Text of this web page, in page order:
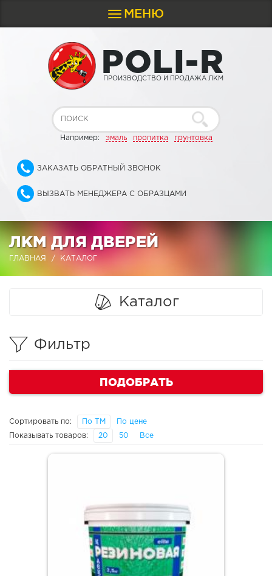
Toggle
navigation
МЕНЮ
POLI-R
ПРОИЗВОДСТВО И ПРОДАЖА ЛКМ
Например: эмаль пропитка грунтовка
ЗАКАЗАТЬ ОБРАТНЫЙ ЗВОНОК
ВЫЗВАТЬ МЕНЕДЖЕРА С ОБРАЗЦАМИ
ЛКМ ДЛЯ ДВЕРЕЙ
ГЛАВНАЯ КАТАЛОГ
Каталог
Фильтр
ПОДОБРАТЬ
Сортировать по: По ТМ По цене
Показывать товаров: 20 50 Все